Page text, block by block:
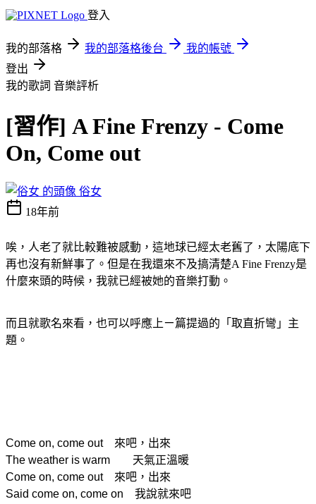
登入
我的部落格 我的部落格後台
我的帳號
登出
我的歌詞 音樂評析
[習作] A Fine Frenzy - Come
On, Come out
俗女
18年前
唉，人老了就比較難被感動，這地球已經太老舊了，太陽底下
再也沒有新鮮事了。但是在我還來不及搞清楚A Fine Frenzy是
什麼來頭的時候，我就已經被她的音樂打動。
而且就歌名來看，也可以呼應上ㄧ篇提過的「取直折彎」主
題。
Come on, come out 來吧，出來
The weather is warm 天氣正溫暖
Come on, come out 來吧，出來
Said come on, come on 我說就來吧